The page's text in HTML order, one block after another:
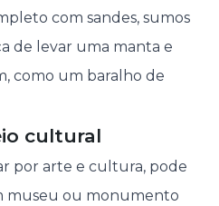
com sandes, sumos
de levar uma manta e
como um baralho de
cultural
por arte e cultura, pode
museu ou monumento